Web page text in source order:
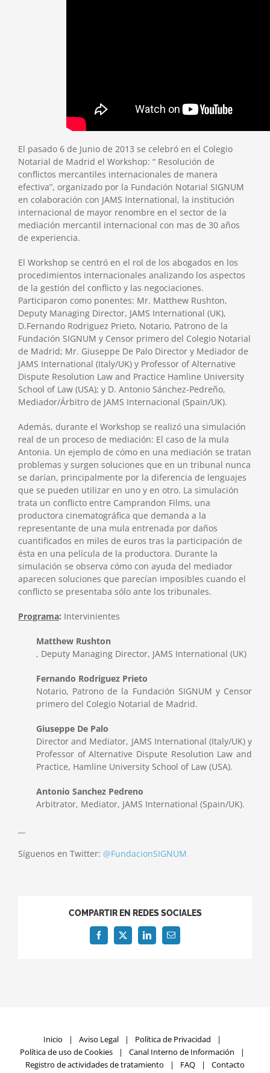
El pasado 6 de Junio de 2013 se celebró en el Colegio
Notarial de Madrid el Workshop: “ Resolución de
conflictos mercantiles internacionales de manera
efectiva”, organizado por la Fundación Notarial SIGNUM
en colaboración con JAMS International, la institución
internacional de mayor renombre en el sector de la
mediación mercantil internacional con mas de 30 años
de experiencia.
El Workshop se centró en el rol de los abogados en los
procedimientos internacionales analizando los aspectos
de la gestión del conflicto y las negociaciones.
Participaron como ponentes: Mr. Matthew Rushton,
Deputy Managing Director, JAMS International (UK),
D.Fernando Rodriguez Prieto, Notario, Patrono de la
Fundación SIGNUM y Censor primero del Colegio Notarial
de Madrid; Mr. Giuseppe De Palo Director y Mediador de
JAMS International (Italy/UK) y Professor of Alternative
Dispute Resolution Law and Practice Hamline University
School of Law (USA); y D. Antonio Sánchez-Pedreño,
Mediador/Árbitro de JAMS Internacional (Spain/UK).
Además, durante el Workshop se realizó una simulación
real de un proceso de mediación: El caso de la mula
Antonia. Un ejemplo de cómo en una mediación se tratan
problemas y surgen soluciones que en un tribunal nunca
se darían, principalmente por la diferencia de lenguajes
que se pueden utilizar en uno y en otro. La simulación
trata un conflicto entre Camprandon Films, una
productora cinematográfica que demanda a la
representante de una mula entrenada por daños
cuantificados en miles de euros tras la participación de
ésta en una película de la productora. Durante la
simulación se observa cómo con ayuda del mediador
aparecen soluciones que parecían imposibles cuando el
conflicto se presentaba sólo ante los tribunales.
Programa: Intervinientes
Matthew Rushton
, Deputy Managing Director, JAMS International (UK)
Fernando Rodriguez Prieto
Notario, Patrono de la Fundación SIGNUM y Censor
primero del Colegio Notarial de Madrid.
Giuseppe De Palo
Director and Mediator, JAMS International (Italy/UK) y
Professor of Alternative Dispute Resolution Law and
Practice, Hamline University School of Law (USA).
Antonio Sanchez Pedreno
Arbitrator, Mediator, JAMS International (Spain/UK).
Síguenos en Twitter: @FundacionSIGNUM
COMPARTIR EN REDES SOCIALES
Facebook
X LinkedInCorreo
electrónico
Inicio Aviso Legal
Política de Privacidad
Política de uso de Cookies
Canal Interno de Información
Registro de actividades de tratamiento
FAQ Contacto